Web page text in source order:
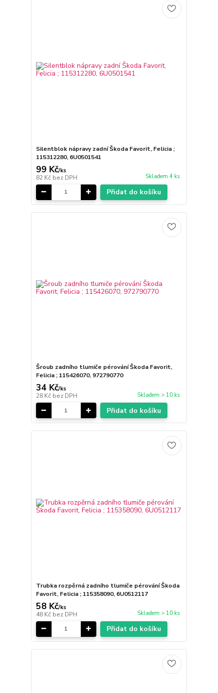
Silentblok nápravy zadní Škoda Favorit, Felicia ;
115312280, 6U0501541
99 Kč/ks
82 Kč bez DPH Skladem 4 ks
Přidat do košíku
Šroub zadního tlumiče pérování Škoda Favorit,
Felicia ; 115426070, 972790770
34 Kč/ks
28 Kč bez DPH Skladem > 10 ks
Přidat do košíku
Trubka rozpěrná zadního tlumiče pérování Škoda
Favorit, Felicia ; 115358090, 6U0512117
58 Kč/ks
48 Kč bez DPH Skladem > 10 ks
Přidat do košíku